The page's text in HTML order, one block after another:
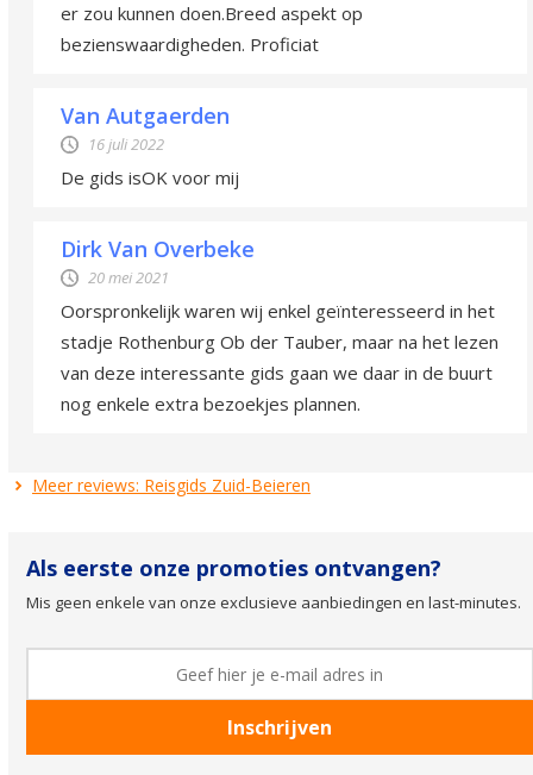
er zou kunnen doen.Breed aspekt op
bezienswaardigheden. Proficiat
Van Autgaerden
16 juli 2022
De gids isOK voor mij
Dirk Van Overbeke
20 mei 2021
Oorspronkelijk waren wij enkel geïnteresseerd in het
stadje Rothenburg Ob der Tauber, maar na het lezen
van deze interessante gids gaan we daar in de buurt
nog enkele extra bezoekjes plannen.
Meer reviews: Reisgids Zuid-Beieren
Als eerste onze promoties ontvangen?
Mis geen enkele van onze exclusieve aanbiedingen en last-minutes.